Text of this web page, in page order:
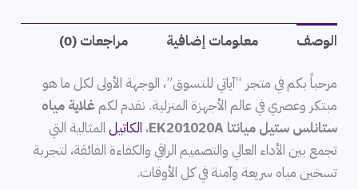
الوصف معلومات إضافية مراجعات (0)
مرحباً بكم في متجر “آياتي للتسوق”، الوجهة الأولى لكل ما هو
مبتكر وعصري في عالم الأجهزة المنزلية. نقدم لكمغلاية مياه
ستانلس ستيل ميانتا EK201020A
، الكاتيل المثالية التي
تجمع بين الأداء العالي والتصميم الراقي والكفاءة الفائقة، لتجربة
تسخين مياه سريعة وآمنة في كل الأوقات.